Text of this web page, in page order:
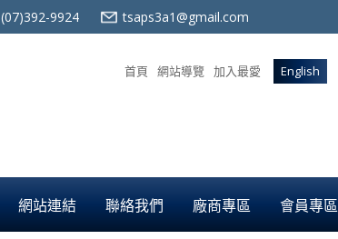
(07)392-9924 tsaps3a1@gmail.com
首頁 網站導覽 加入最愛 English
網站連結 聯絡我們 廠商專區 會員專區